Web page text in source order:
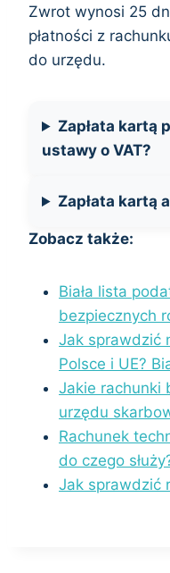
Zwrot wynosi 25
płatności z
do urzędu.
Zapłata kartą
ustawy o VAT?
Zapłata kartą
Zobacz także:
Biała lista
bezpiecznych
Jak sprawdzić
Polsce i UE?
Jakie rachunki
urzędu
Rachunek
do czego
Jak sprawdzić